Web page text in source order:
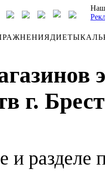
ДИЕТЫ
г. Брест
и разделе